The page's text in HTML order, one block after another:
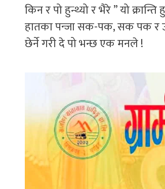
किन र पो हुन्थ्यो र भैरे ” यो
हातका पन्जा सक-पक, सक पक र
छेर्ने गरी दे पो भन्छ एक मनले !